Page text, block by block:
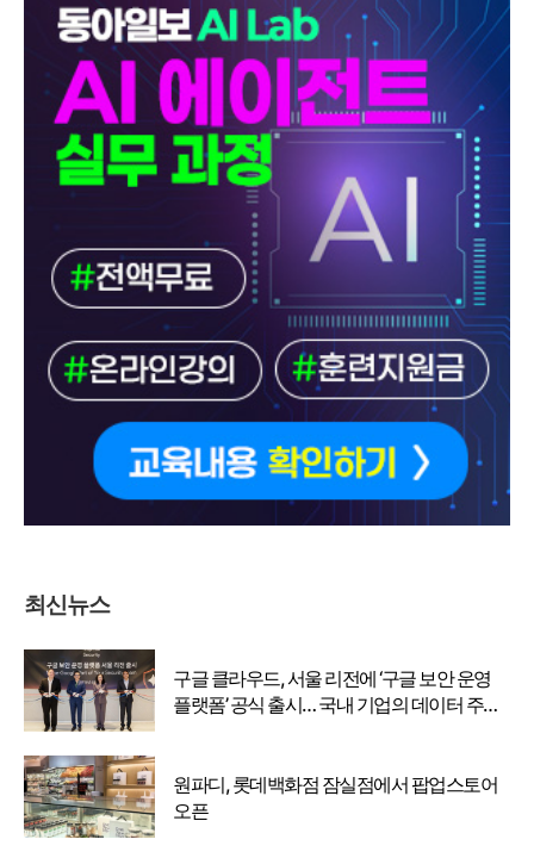
최신뉴스
구글 클라우드, 서울 리전에 ‘구글 보안 운영
플랫폼’ 공식 출시… 국내 기업의 데이터 주권
원파디, 롯데백화점 잠실점에서 팝업스토어
오픈